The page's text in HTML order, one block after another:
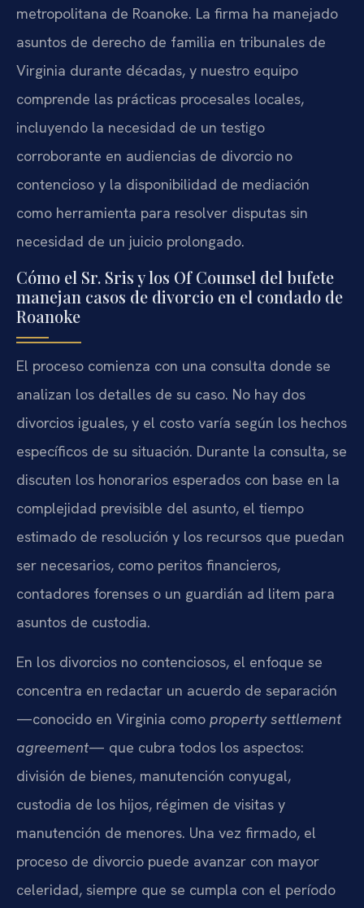
metropolitana de Roanoke. La firma ha manejado
asuntos de derecho de familia en tribunales de
Virginia durante décadas, y nuestro equipo
comprende las prácticas procesales locales,
incluyendo la necesidad de un testigo
corroborante en audiencias de divorcio no
contencioso y la disponibilidad de mediación
como herramienta para resolver disputas sin
necesidad de un juicio prolongado.
Cómo el Sr. Sris y los Of Counsel del bufete
manejan casos de divorcio en el condado de
Roanoke
El proceso comienza con una consulta donde se
analizan los detalles de su caso. No hay dos
divorcios iguales, y el costo varía según los hechos
específicos de su situación. Durante la consulta, se
discuten los honorarios esperados con base en la
complejidad previsible del asunto, el tiempo
estimado de resolución y los recursos que puedan
ser necesarios, como peritos financieros,
contadores forenses o un guardián ad litem para
asuntos de custodia.
En los divorcios no contenciosos, el enfoque se
concentra en redactar un acuerdo de separación
—conocido en Virginia como property settlement
agreement— que cubra todos los aspectos:
división de bienes, manutención conyugal,
custodia de los hijos, régimen de visitas y
manutención de menores. Una vez firmado, el
proceso de divorcio puede avanzar con mayor
celeridad, siempre que se cumpla con el período